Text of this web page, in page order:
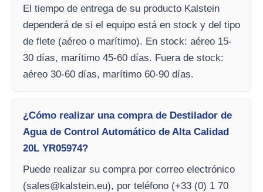
El tiempo de entrega de su producto Kalstein
dependerá de si el equipo está en stock y del tipo
de flete (aéreo o marítimo). En stock: aéreo 15-
30 días, marítimo 45-60 días. Fuera de stock:
aéreo 30-60 días, marítimo 60-90 días.
¿Cómo realizar una compra de Destilador de
Agua de Control Automático de Alta Calidad
20L YR05974?
Puede realizar su compra por correo electrónico
(sales@kalstein.eu), por teléfono (+33 (0) 1 70